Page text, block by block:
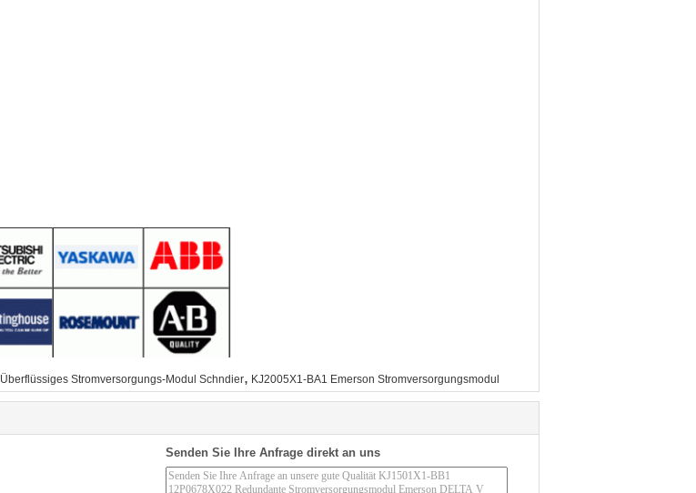
Überflüssiges Stromversorgungs-Modul Schndier, KJ2005X1-BA1 Emerson Stromversorgungsmodul
Senden Sie Ihre Anfrage direkt an uns